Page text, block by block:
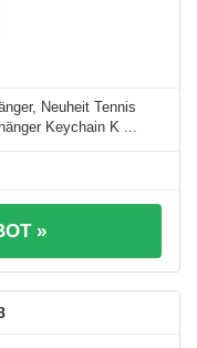
Neuheit Tennis
Keychain K ...
»